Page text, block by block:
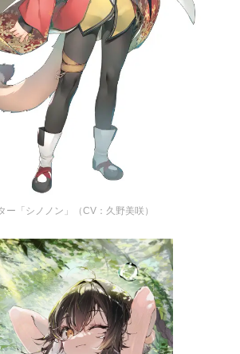
「シノノン」（CV：久野美咲）